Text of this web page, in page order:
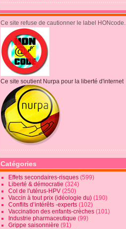
Ce site refuse de cautionner le label HONcode.
Ce site soutient Nurpa pour la liberté d'internet
Catégories
Effets secondaires-risques (599)
Liberté & démocratie (324)
Col de l'utérus-HPV (250)
Vaccin à tout prix (idéologie du) (190)
Conflits d’intérêts -experts (102)
Vaccination des enfants-crèches (101)
Industrie pharmaceutique (99)
Grippe saisonnière (91)